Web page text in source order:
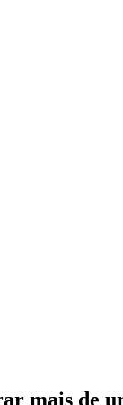
mais de